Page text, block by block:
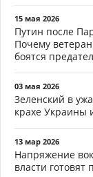
15 мая 2026
Путин после
Почему
боятся
03 мая 2026
Зеленский в
крахе Украины
13 мар 2026
Напряжение
власти готовят